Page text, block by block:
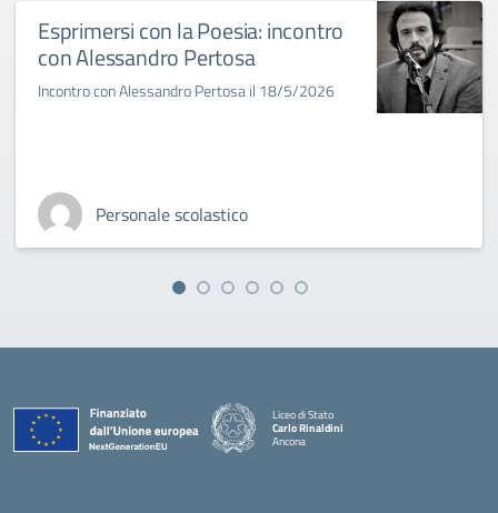
Esprimersi con la Poesia: incontro
con Alessandro Pertosa
Incontro con Alessandro Pertosa il 18/5/2026
Personale scolastico
Liceo di Stato
Carlo Rinaldini
Ancona